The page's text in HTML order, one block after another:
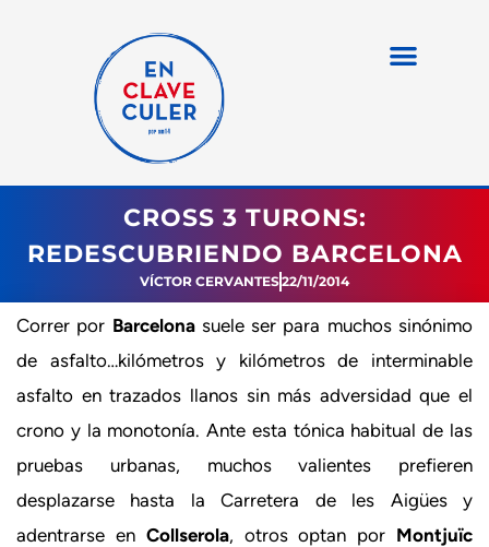
CROSS 3 TURONS:
REDESCUBRIENDO BARCELONA
VÍCTOR CERVANTES22/11/2014
Correr por Barcelonasuele ser para muchos sinónimo
de asfalto…kilómetros y kilómetros de interminable
asfalto en trazados llanos sin más adversidad que el
crono y la monotonía. Ante esta tónica habitual de las
pruebas urbanas, muchos valientes prefieren
desplazarse hasta la Carretera de les Aigües y
adentrarse en Collserola, otros optan por Montjuïc